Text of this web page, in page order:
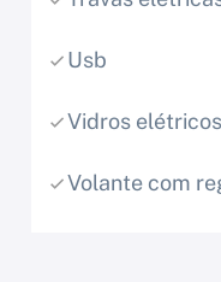
Usb
Vidros elétricos
Volante com